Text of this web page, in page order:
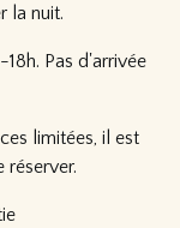
la nuit.
Pas d'arrivée
limitées, il est